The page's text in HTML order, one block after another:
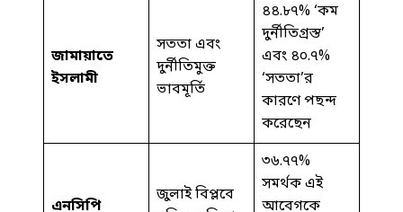
জামায়াতে
ইসলামী
সততা এবং
দুর্নীতিমুক্ত
ভাবমূর্তি
৪৪.৮৭% ‘কম
দুর্নীতিগ্রস্ত’
এবং ৪০.৭%
‘সততা’র
কারণে পছন্দ
করেছেন
এনসিপি
জুলাই বিপ্লবে
৩৬.৭৭%
সমর্থক এই
আবেগকে